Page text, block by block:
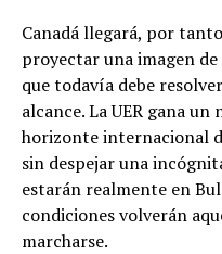
Canadá llegará, por
proyectar una imagen
que todavía debe
alcance. La UER gana
horizonte internacional
sin despejar una
estarán realmente en
condiciones volverán
marcharse.